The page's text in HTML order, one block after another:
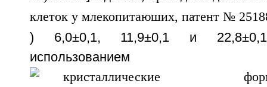
) 6,0±0,1, 11,9±0,1 и